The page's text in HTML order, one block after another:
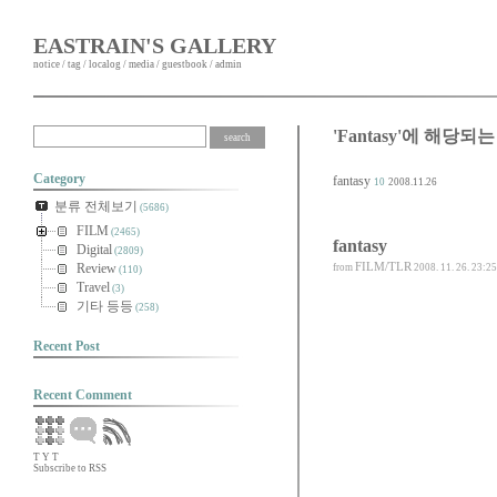
EASTRAIN'S GALLERY
notice / tag / localog / media / guestbook / admin
Category
분류 전체보기 (5686)
FILM (2465)
Digital (2809)
Review (110)
Travel (3)
기타 등등 (258)
Recent Post
Recent Comment
T Y T
Subscribe to RSS
'Fantasy'에 해당되
fantasy 10 2008.11.26
fantasy
from FILM/TLR 2008. 11. 26. 23:25